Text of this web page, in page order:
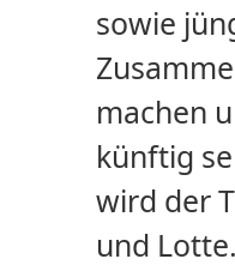
sowie
machen
künftig
wird der
und Lotte.